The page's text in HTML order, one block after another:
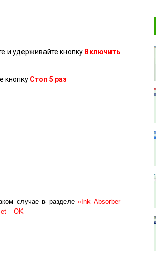
и удерживайте кнопку Включить
кнопку Стоп 5 раз
случае в разделе«Ink Absorber
– OK